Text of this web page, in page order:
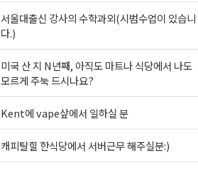
서울대출신 강사의 수학과외(시범수업이 있습니
다.)
미국 산 지 N년째, 아직도 마트나 식당에서 나도
모르게 주눅 드시나요?
Kent에 vape샆에서 일하실 분
캐피탈힐 한식당에서 서버근무 해주실분:)